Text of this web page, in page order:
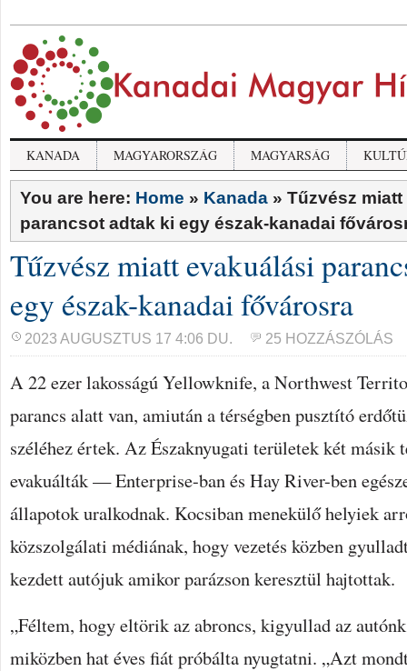
KANADA MAGYARORSZÁG MAGYARSÁG
You are here: Home » Kanada » Tűzvész
parancsot adtak ki egy észak-kanadai
Tűzvész miatt evakuálási
egy észak-kanadai fővárosra
2023 AUGUSZTUS 17 4:06 DU. 25 HOZZÁSZÓLÁS
A 22 ezer lakosságú Yellowknife, a Northwest
parancs alatt van, amiután a térségben pusztító
széléhez értek. Az Északnyugati területek két másik
evakuálták — Enterprise-ban és Hay River-ben
állapotok uralkodnak. Kocsiban menekülő helyiek
közszolgálati médiának, hogy vezetés közben
kezdett autójuk amikor parázson keresztül hajtottak.
„Féltem, hogy eltörik az abroncs, kigyullad az
miközben hat éves fiát próbálta nyugtatni. „Azt